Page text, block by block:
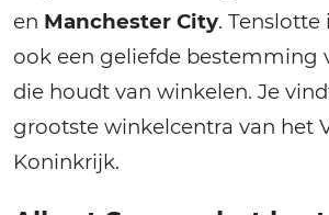
en Manchester City. Tenslotte
ook een geliefde bestemming
die houdt van winkelen. Je
grootste winkelcentra van het
Koninkrijk.